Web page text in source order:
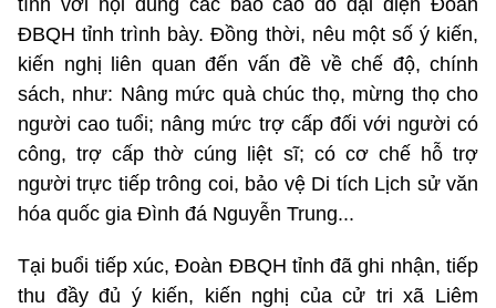
ĐBQH tỉnh trình bày. Đồng thời, nêu một số ý kiến,
kiến nghị liên quan đến vấn đề về chế độ, chính
sách, như: Nâng mức quà chúc thọ, mừng thọ cho
người cao tuổi; nâng mức trợ cấp đối với người có
công, trợ cấp thờ cúng liệt sĩ; có cơ chế hỗ trợ
người trực tiếp trông coi, bảo vệ Di tích Lịch sử văn
hóa quốc gia Đình đá Nguyễn Trung...
Tại buổi tiếp xúc, Đoàn ĐBQH tỉnh đã ghi nhận, tiếp
thu đầy đủ ý kiến, kiến nghị của cử tri xã Liêm